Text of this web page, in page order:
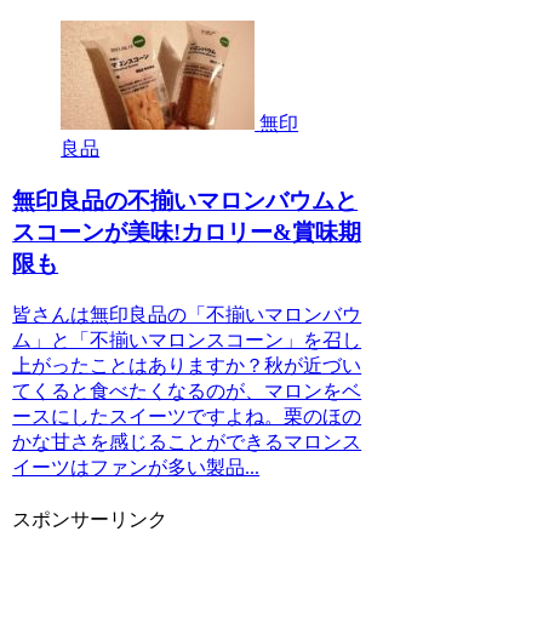
無印
良品
無印良品の不揃いマロンバウムと
スコーンが美味!カロリー&賞味期
限も
皆さんは無印良品の「不揃いマロンバウ
ム」と「不揃いマロンスコーン」を召し
上がったことはありますか？秋が近づい
てくると食べたくなるのが、マロンをベ
ースにしたスイーツですよね。栗のほの
かな甘さを感じることができるマロンス
イーツはファンが多い製品...
スポンサーリンク